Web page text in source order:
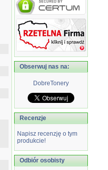
Obserwuj nas na:
DobreTonery
Recenzje
Napisz recenzję o tym
produkcie!
Odbiór osobisty